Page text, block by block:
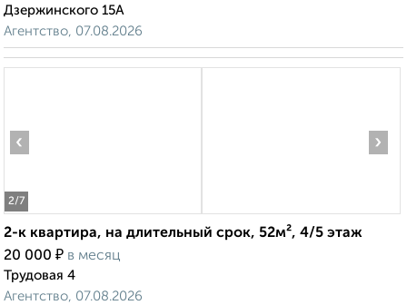
Дзержинского 15А
Агентство, 07.08.2026
2/7
‹ ›
2-к квартира, на длительный срок, 52м², 4/5 этаж
20 000 ₽ в месяц
Трудовая 4
Агентство, 07.08.2026